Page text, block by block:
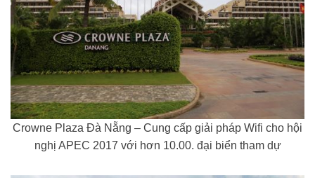
Crowne Plaza Đà Nẵng – Cung cấp giải pháp Wifi cho hội
nghị APEC 2017 với hơn 10.00. đại biển tham dự